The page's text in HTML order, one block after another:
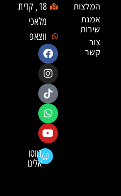
המלצות
אמנת
שירות
צור
קשר
18, קרית
מלאכי
ווצאפ
נווטו
אלינו